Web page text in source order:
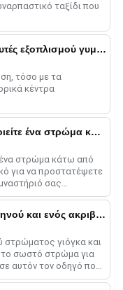
ταξίδι που
Απόλυτος οδηγός για τους προμηθευτές εξοπλισμού γυμναστικής στο 2025
τόσο με τα
κέντρα
Πόσο σημαντικό είναι να χρησιμοποιείτε ένα στρώμα κάτω από έναν πάγκο βαρών
ένα στρώμα κάτω από
για να προστατέψετε
σας
Ποια είναι η διαφορά μεταξύ ενός φθηνού και ενός ακριβού στρώματος γιόγκα
στρώματος γιόγκα και
το σωστό στρώμα για
αυτόν τον οδηγό που